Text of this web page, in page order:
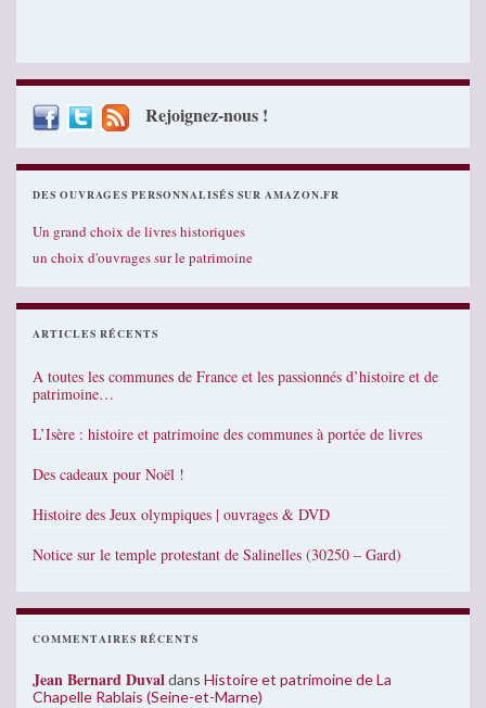
Rejoignez-nous !
DES OUVRAGES PERSONNALISÉS SUR AMAZON.FR
Un grand choix de livres historiques
un choix d'ouvrages sur le patrimoine
ARTICLES RÉCENTS
A toutes les communes de France et les passionnés d’histoire et de
patrimoine…
L’Isère : histoire et patrimoine des communes à portée de livres
Des cadeaux pour Noël !
Histoire des Jeux olympiques | ouvrages & DVD
Notice sur le temple protestant de Salinelles (30250 – Gard)
COMMENTAIRES RÉCENTS
Jean Bernard Duvaldans Histoire et patrimoine de La
Chapelle Rablais (Seine-et-Marne)